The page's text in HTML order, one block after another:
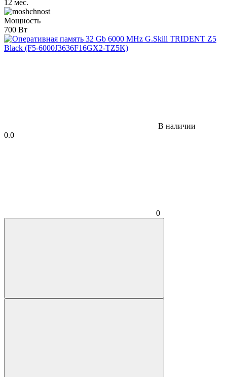
12 мес.
Мощность
700 Вт
В наличии
0.0
0